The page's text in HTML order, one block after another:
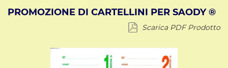
PROMOZIONE DI CARTELLINI PER SAODY ®
Scarica PDF Prodotto